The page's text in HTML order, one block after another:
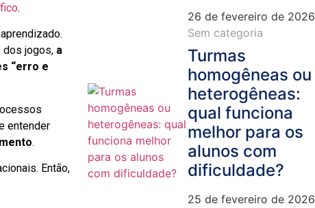
.
dos jogos, a
“erro e
entender
.
Então,
26 de fevereiro de 2026
Sem categoria
Turmas
homogêneas ou
heterogêneas:
qual funciona
melhor para os
alunos com
dificuldade?
25 de fevereiro de 2026